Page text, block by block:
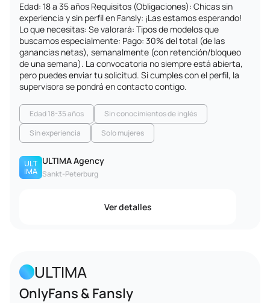
Edad: 18 a 35 años Requisitos (Obligaciones): Chicas sin
experiencia y sin perfil en Fansly: ¡Las estamos esperando!
Lo que necesitas: Se valorará: Tipos de modelos que
buscamos especialmente: Pago: 30% del total (de las
ganancias netas), semanalmente (con retención/bloqueo
de una semana). La convocatoria no siempre está abierta,
pero puedes enviar tu solicitud. Si cumples con el perfil, la
supervisora se pondrá en contacto contigo.
Edad 18-35 años
Sin conocimientos de inglés
Sin experiencia
Solo mujeres
ULTIMA Agency
Sankt-Peterburg
Ver detalles
ULTIMA
OnlyFans & Fansly